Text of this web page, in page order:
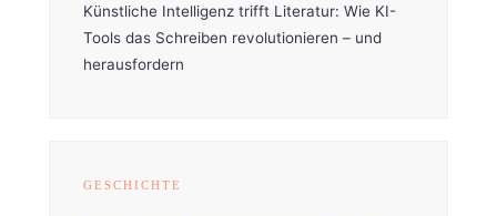
Künstliche Intelligenz trifft Literatur: Wie KI-
Tools das Schreiben revolutionieren – und
herausfordern
GESCHICHTE